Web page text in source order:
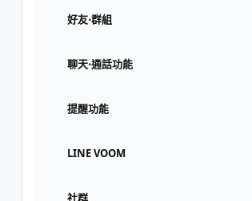
好友⋅群組
聊天⋅通話功能
提醒功能
LINE VOOM
社群